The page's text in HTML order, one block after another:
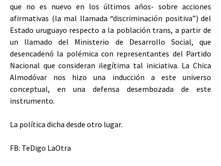
que no es nuevo en los últimos años- sobre acciones
afirmativas (la mal llamada “discriminación positiva”) del
Estado uruguayo respecto a la población trans, a partir de
un llamado del Ministerio de Desarrollo Social, que
desencadenó la polémica con representantes del Partido
Nacional que consideran ilegítima tal iniciativa. La Chica
Almodóvar nos hizo una inducción a este universo
conceptual, en una defensa desembozada de este
instrumento.
La política dicha desde otro lugar.
FB: TeDigo LaOtra